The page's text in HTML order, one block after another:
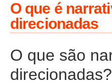
O que é
direcionadas
O que são
direcionadas?